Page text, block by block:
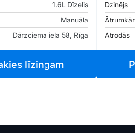
1.6L Dīzelis
Manuāla
Dārzciema iela 58, Rīga
līzingam
Dzinējs
Atrodās